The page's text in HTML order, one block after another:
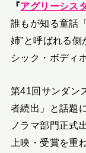
『アグリーシス
誰もが知る童話
姉”と呼ばれる
シック・ボディ
第41回サンダン
者続出」と話題
ノラマ部門正式
上映・受賞を重